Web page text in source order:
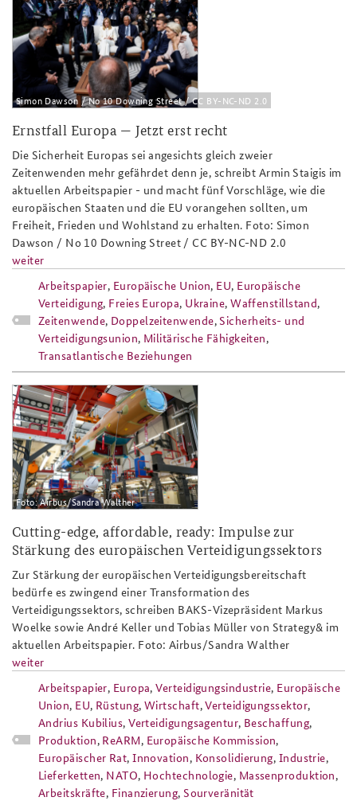
Simon Dawson / No 10 Downing Street / CC BY-NC-ND 2.0
Ernstfall Europa — Jetzt erst recht
Die Sicherheit Europas sei angesichts gleich zweier
Zeitenwenden mehr gefährdet denn je, schreibt Armin Staigis im
aktuellen Arbeitspapier - und macht fünf Vorschläge, wie die
europäischen Staaten und die EU vorangehen sollten, um
Freiheit, Frieden und Wohlstand zu erhalten. Foto: Simon
Dawson / No 10 Downing Street / CC BY-NC-ND 2.0
weiter
Arbeitspapier, Europäische Union, EU, Europäische
Verteidigung, Freies Europa, Ukraine,Waffenstillstand,
Zeitenwende, Doppelzeitenwende, Sicherheits- und
Verteidigungsunion, Militärische Fähigkeiten,
Transatlantische Beziehungen
ap3-
Foto: Airbus/Sandra Walther
Cutting-edge, affordable, ready: Impulse zur
Stärkung des europäischen Verteidigungssektors
Zur Stärkung der europäischen Verteidigungsbereitschaft
bedürfe es zwingend einer Transformation des
Verteidigungssektors, schreiben BAKS-Vizepräsident Markus
Woelke sowie André Keller und Tobias Müller von Strategy& im
aktuellen Arbeitspapier. Foto: Airbus/Sandra Walther
weiter
Arbeitspapier, Europa,Verteidigungsindustrie, Europäische
Union, EU, Rüstung,Wirtschaft,Verteidigungssektor,
Andrius Kubilius,Verteidigungsagentur, Beschaffung,
Produktion, ReARM, Europäische Kommission,
Europäischer Rat,Innovation, Konsolidierung, Industrie,
Lieferketten, NATO, Hochtechnologie, Massenproduktion,
Arbeitskräfte, Finanzierung, Sourveränität